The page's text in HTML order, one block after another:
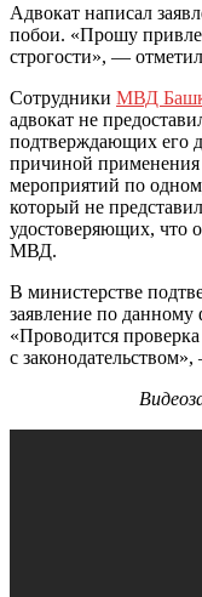
Адвокат написал
побои. «Прошу
строгости», —
Сотрудники МВД
адвокат не
подтверждающих его
причиной
мероприятий по
который не
удостоверяющих, что
МВД.
В министерстве
заявление по данному
«Проводится
с